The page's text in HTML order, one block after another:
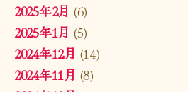
2025年2月 (6)
2025年1月 (5)
2024年12月 (14)
2024年11月 (8)